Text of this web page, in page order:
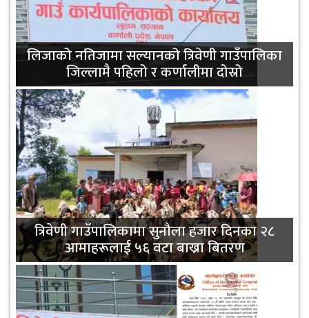
लिजाको नतिजामा सल्यानको त्रिवेणी गाउँपालिका
जिल्लामै पहिलो र कर्णालीमा दोस्रो
त्रिवेणी गाउँपालिकामा सुनौला हजार दिनका २८
आमाहरूलाई ५६ वटा बाख्रा बितरण